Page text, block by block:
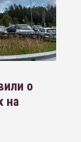
о
на